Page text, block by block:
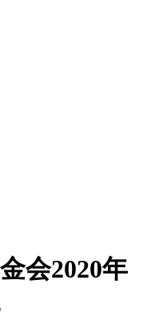
会2020年